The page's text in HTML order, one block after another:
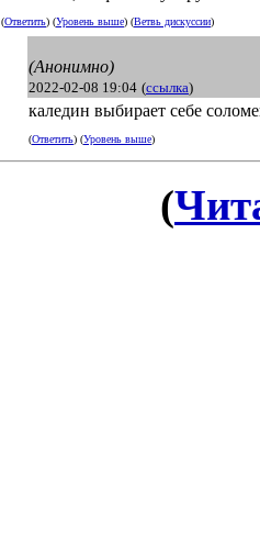
(Ответить) (Уровень выше) (Ветвь дискуссии)
(Анонимно)
2022-02-08 19:04 (ссылка)
каледин выбирает себе
(Ответить) (Уровень выше)
(